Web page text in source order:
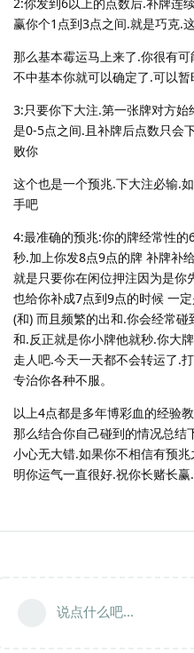
赢你个1点到3点之间.就是巧克.
那么基本霉运马上来了.你很有
不中基本你就可以确定了.可以暂
3:只要你下大注.第一张牌对方
是0-5点之间.且补牌后点数只会
败你
这个也是一个预兆.下大注必输.
手吧
4:最准确的预兆:你的牌经常性
秒.加上你发8点9点的牌 补牌补
就是只要你在闲位押注因为是你
也给你补成7点到9点的时候 一
(和) 而且频繁的出和.你会经常
和.反正就是你小牌他就秒.你大
走人吧.今天一天都不会转运了.
专治你各种不服。
以上4点都是多年博彩血的经验
那么结合你自己碰到的情况总结
小心无大错.如果你不相信有预
明你运气一直很好.祝你长赌长赢.
说点什么吧...